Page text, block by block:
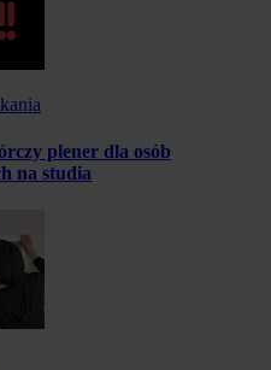
plener dla osób
na studia